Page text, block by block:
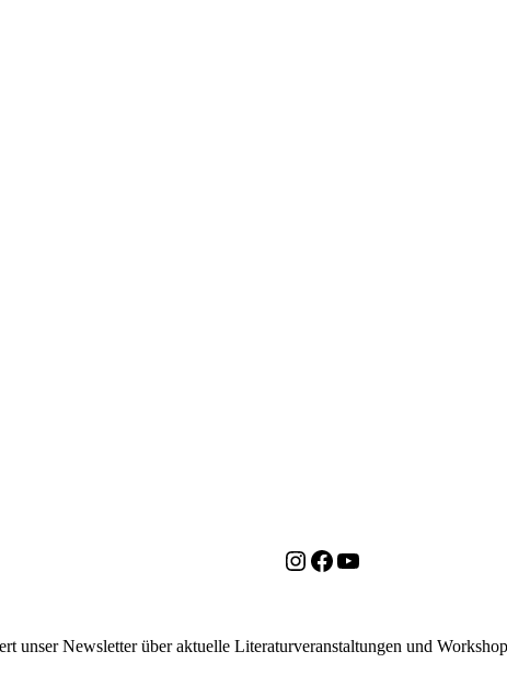
Instagram
Facebook
YouTube
unser Newsletter über aktuelle Literaturveranstaltungen und